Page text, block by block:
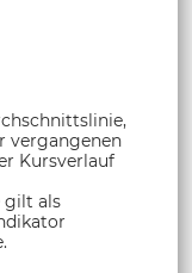
vergangenen
Kursverlauf
gilt als